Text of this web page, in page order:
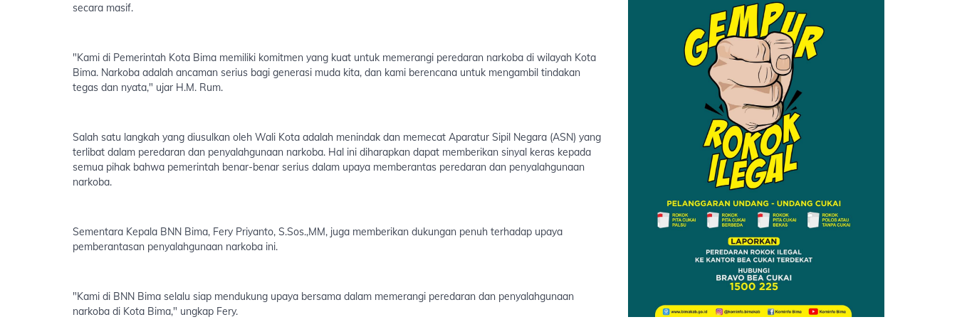
secara masif.
"Kami di Pemerintah Kota Bima memiliki komitmen yang kuat untuk memerangi peredaran narkoba di wilayah Kota
Bima. Narkoba adalah ancaman serius bagi generasi muda kita, dan kami berencana untuk mengambil tindakan
tegas dan nyata," ujar H.M. Rum.
Salah satu langkah yang diusulkan oleh Wali Kota adalah menindak dan memecat Aparatur Sipil Negara (ASN) yang
terlibat dalam peredaran dan penyalahgunaan narkoba. Hal ini diharapkan dapat memberikan sinyal keras kepada
semua pihak bahwa pemerintah benar-benar serius dalam upaya memberantas peredaran dan penyalahgunaan
narkoba.
Sementara Kepala BNN Bima, Fery Priyanto, S.Sos.,MM, juga memberikan dukungan penuh terhadap upaya
pemberantasan penyalahgunaan narkoba ini.
"Kami di BNN Bima selalu siap mendukung upaya bersama dalam memerangi peredaran dan penyalahgunaan
narkoba di Kota Bima," ungkap Fery.